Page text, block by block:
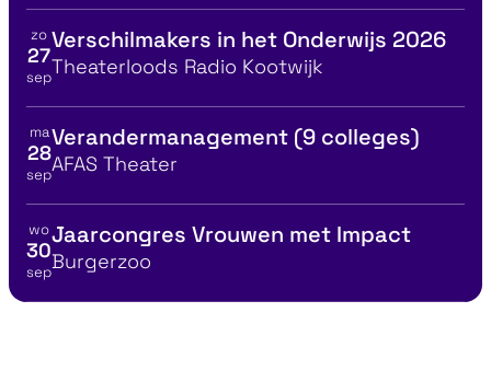
Bekijk details voor
zo
27
sep
Verschilmakers in het Onderwijs 2026
Locatie
Theaterloods Radio Kootwijk
Bekijk details voor
ma
28
sep
Verandermanagement (9 colleges)
Locatie
AFAS Theater
Bekijk details voor
wo
30
sep
Jaarcongres Vrouwen met Impact
Locatie
Burgerzoo